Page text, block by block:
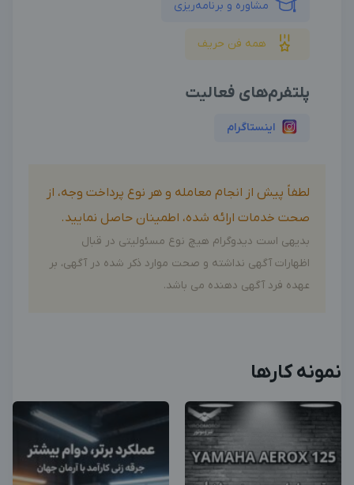
مشاوره و برنامه‌ریزی
همه فن حریف
پلتفرم‌های فعالیت
اینستاگرام
لطفاً پیش از انجام معامله و هر نوع پرداخت وجه، از
صحت خدمات ارائه شده، اطمینان حاصل نمایید.
بدیهی است دیدوگرام هیچ نوع مسئولیتی در قبال
اظهارات آگهی نداشته و صحت موارد ذکر شده در آگهی، بر
عهده فرد آگهی دهنده می باشد.
نمونه کارها